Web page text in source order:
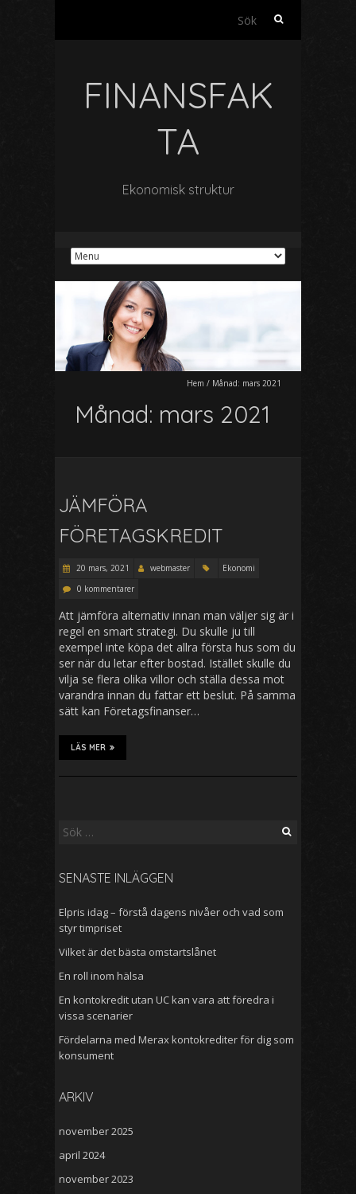
Sök
FINANSFAK
TA
Ekonomisk struktur
Hem / Månad: mars 2021
Månad: mars 2021
JÄMFÖRA
FÖRETAGSKREDIT
20 mars, 2021 webmaster
Ekonomi
0 kommentarer
Att jämföra alternativ innan man väljer sig är i
regel en smart strategi. Du skulle ju till
exempel inte köpa det allra första hus som du
ser när du letar efter bostad. Istället skulle du
vilja se flera olika villor och ställa dessa mot
varandra innan du fattar ett beslut. På samma
sätt kan Företagsfinanser…
LÄS MER
Sök
SENASTE INLÄGGEN
Elpris idag – förstå dagens nivåer och vad som
styr timpriset
Vilket är det bästa omstartslånet
En roll inom hälsa
En kontokredit utan UC kan vara att föredra i
vissa scenarier
Fördelarna med Merax kontokrediter för dig som
konsument
ARKIV
november 2025
april 2024
november 2023